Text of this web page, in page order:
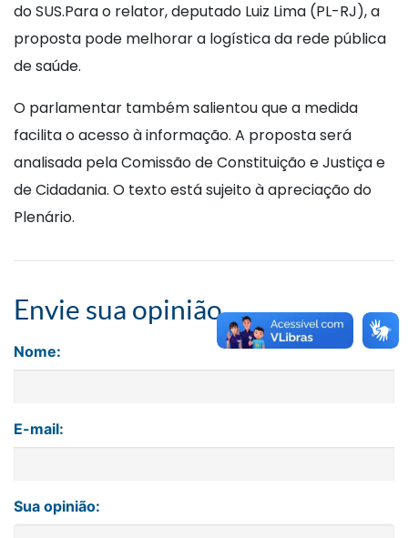
do SUS.Para o relator, deputado Luiz Lima (PL-RJ), a
proposta pode melhorar a logística da rede pública
de saúde.
O parlamentar também salientou que a medida
facilita o acesso à informação. A proposta será
analisada pela Comissão de Constituição e Justiça e
de Cidadania. O texto está sujeito à apreciação do
Plenário.
Envie sua opinião
Nome:
E-mail:
Sua opinião: